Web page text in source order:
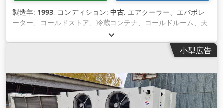
製造年: 1993, コンディション: 中古, エアクーラー、エバポレ
ーター、コールドストア、冷蔵コンテナ、コールドルーム、天
井エアクーラー -数：1xファン Dedpfx Aob N Ulioagskr -ファ
ン径：400mm -ラメラ間隔：mm -寸法図。1030/1770/H400
小型広告